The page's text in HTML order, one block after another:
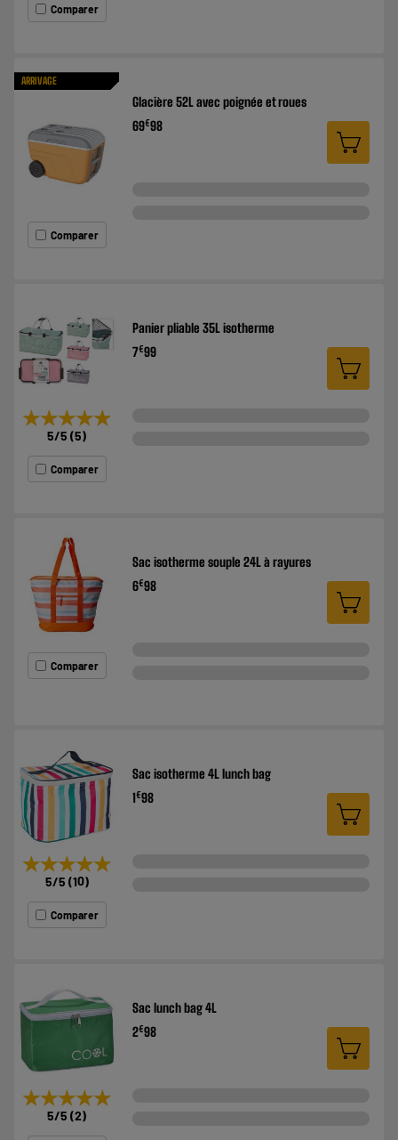
Comparer
ARRIVAGE
Comparer
Glacière 52L avec poignée et roues
69€98
★★★★★
★★★★★
5/5 (5)
Comparer
Panier pliable 35L isotherme
7€99
Comparer
Sac isotherme souple 24L à rayures
6€98
★★★★★
★★★★★
5/5 (10)
Comparer
Sac isotherme 4L lunch bag
1€98
★★★★★
★★★★★
5/5 (2)
Sac lunch bag 4L
2€98